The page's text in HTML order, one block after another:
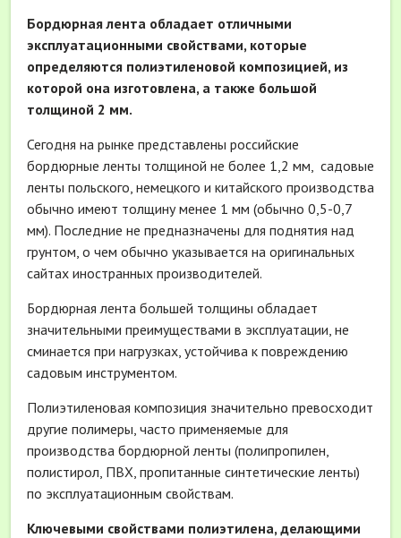
Бордюрная лента обладает отличными
эксплуатационными свойствами, которые
определяются полиэтиленовой композицией, из
которой она изготовлена, а также большой
толщиной 2 мм.
Сегодня на рынке представлены российские
бордюрные ленты толщиной не более 1,2 мм, садовые
ленты польского, немецкого и китайского производства
обычно имеют толщину менее 1 мм (обычно 0,5-0,7
мм). Последние не предназначены для поднятия над
грунтом, о чем обычно указывается на оригинальных
сайтах иностранных производителей.
Бордюрная лента большей толщины обладает
значительными преимуществами в эксплуатации, не
сминается при нагрузках, устойчива к повреждению
садовым инструментом.
Полиэтиленовая композиция значительно превосходит
другие полимеры, часто применяемые для
производства бордюрной ленты (полипропилен,
полистирол, ПВХ, пропитанные синтетические ленты)
по эксплуатационным свойствам.
Ключевыми свойствами полиэтилена, делающими